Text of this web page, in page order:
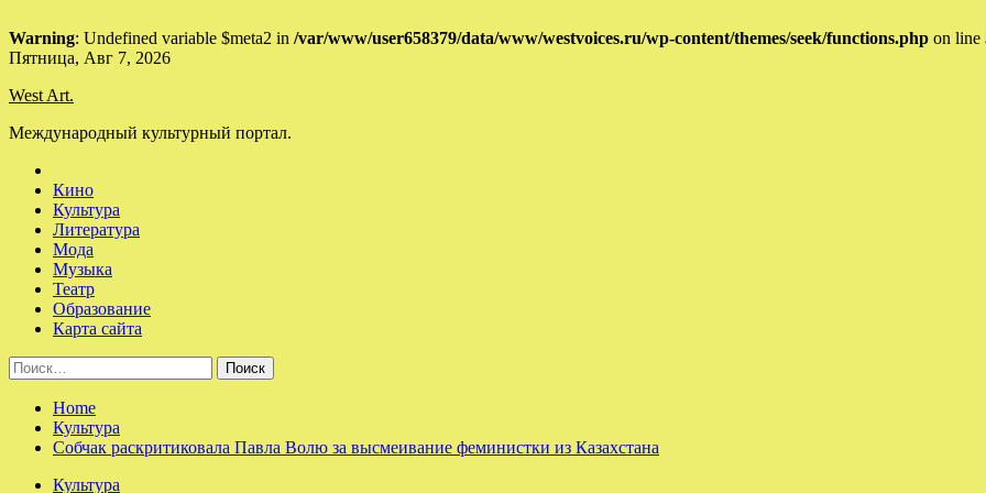
Warning: Undefined variable $meta2 in /var/www/user658379/data/www/westvoices.ru/wp-content/themes/seek/functions.php on line
Skip
content
Пятница, Авг 7, 2026
West Art.
Международный культурный портал.
Кино
Культура
Литература
Мода
Музыка
Театр
Образование
Карта сайта
Найти:
Home
Культура
Собчак раскритиковала Павла Волю за высмеивание феминистки из Казахстана
Культура